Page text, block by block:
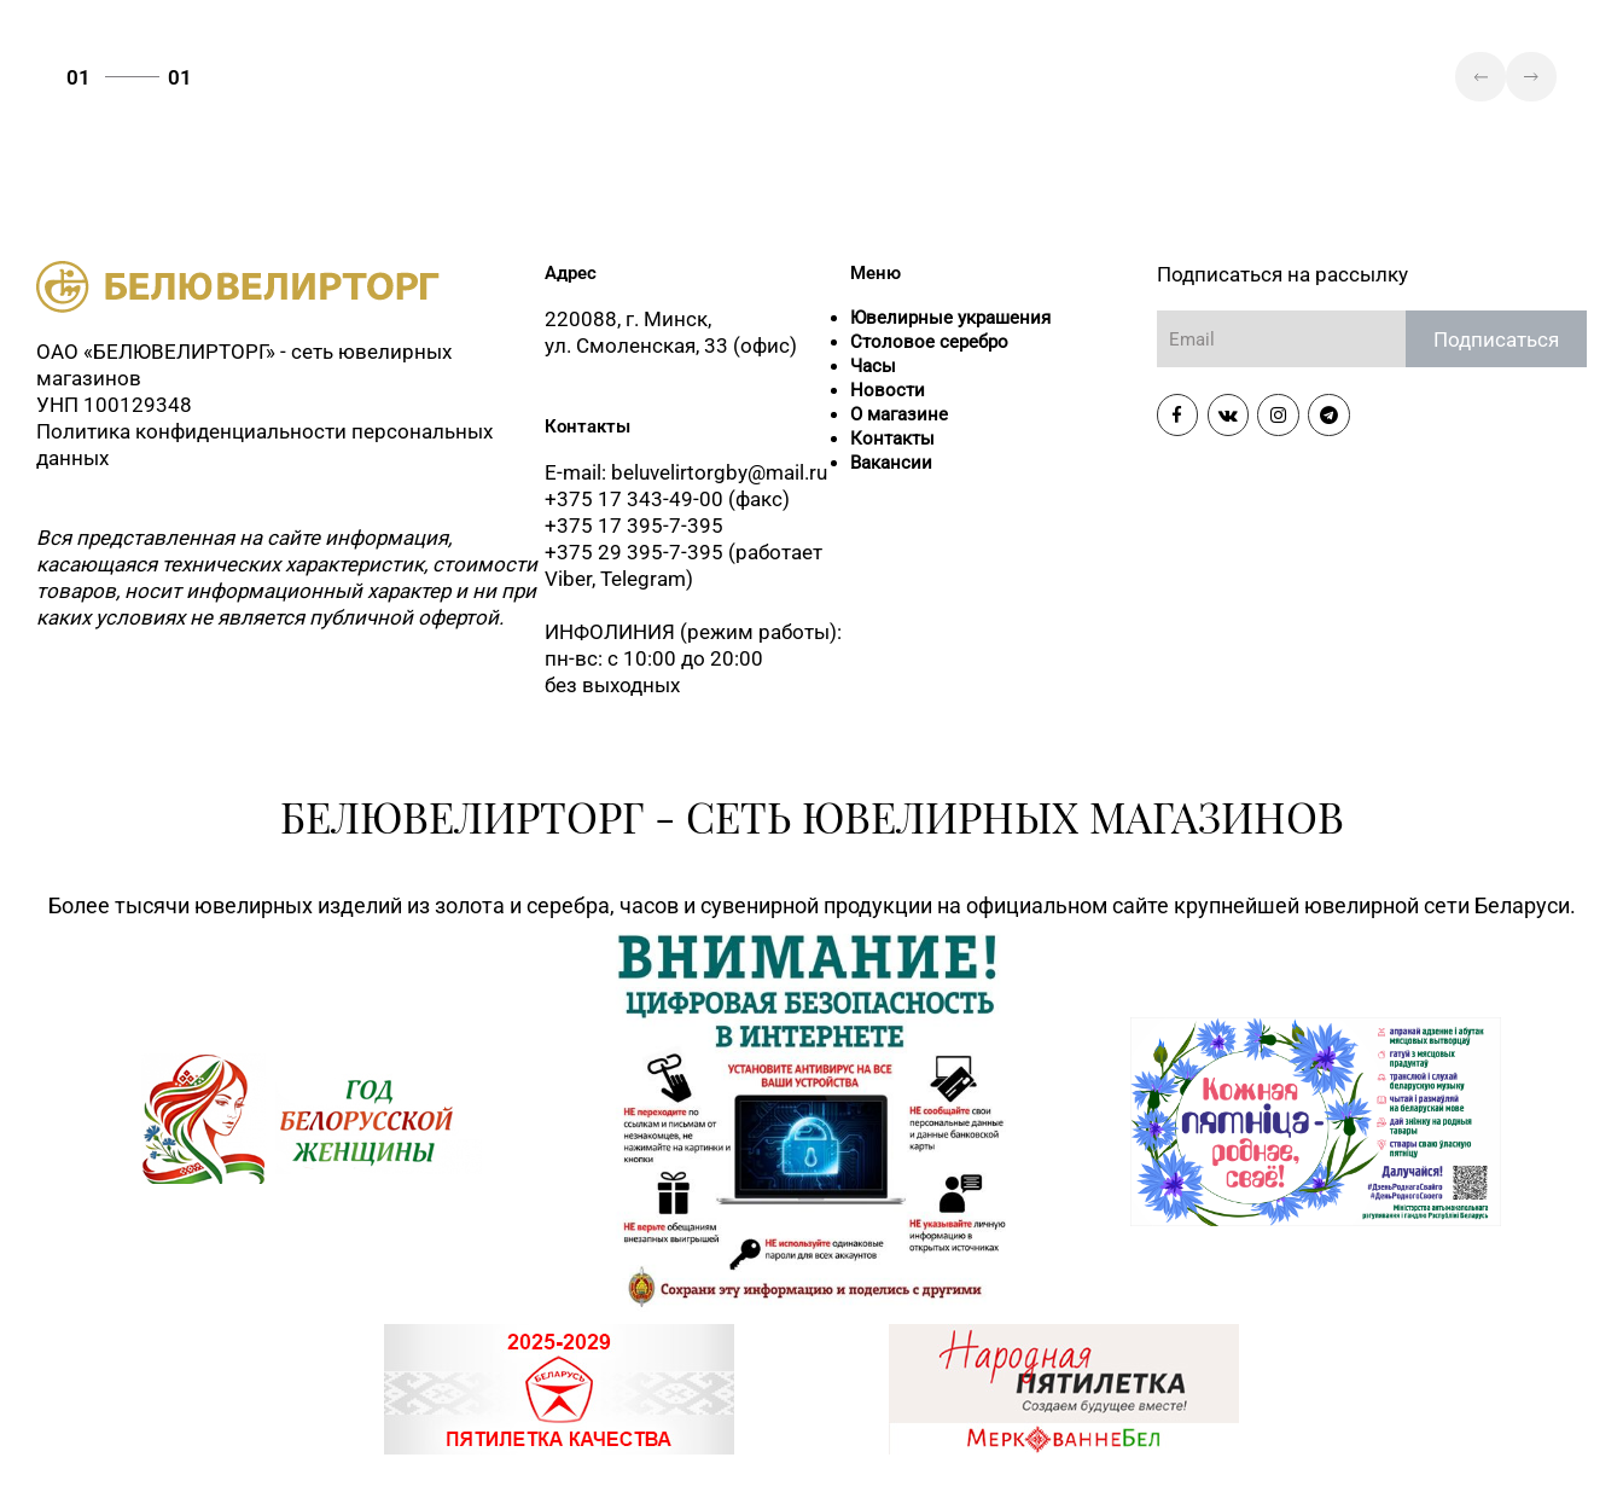
01 01
ОАО «БЕЛЮВЕЛИРТОРГ» - сеть ювелирных
магазинов
УНП 100129348
Политика конфиденциальности персональных
данных
Вся представленная на сайте информация,
касающаяся технических характеристик, стоимости
товаров, носит информационный характер и ни при
каких условиях не является публичной офертой.
Адрес
220088, г. Минск,
ул. Смоленская, 33 (офис)
Контакты
E-mail: beluvelirtorgby@mail.ru
+375 17 343-49-00 (факс)
+375 17 395-7-395
+375 29 395-7-395 (работает
Viber, Telegram)
ИНФОЛИНИЯ (режим работы):
пн-вс: с 10:00 до 20:00
без выходных
Меню
Ювелирные украшения
Столовое серебро
Часы
Новости
О магазине
Контакты
Вакансии
Подписаться на рассылку
Подписаться
БЕЛЮВЕЛИРТОРГ - СЕТЬ ЮВЕЛИРНЫХ МАГАЗИНОВ
Более тысячи ювелирных изделий из золота и серебра, часов и сувенирной продукции на официальном сайте крупнейшей ювелирной сети Беларуси.